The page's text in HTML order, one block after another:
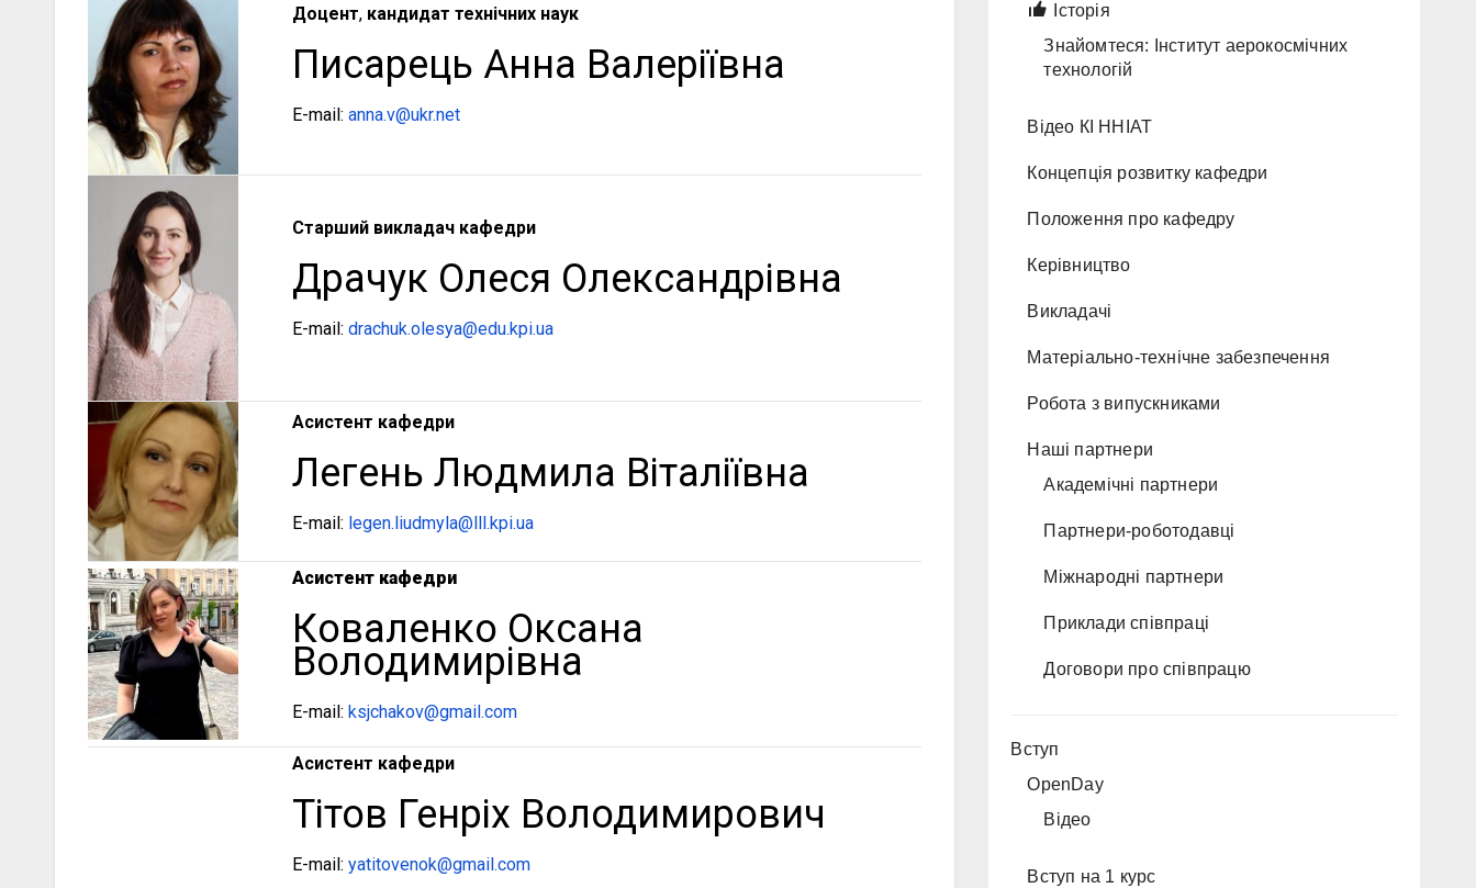
Доцент, кандидат технічних наук
Писарець Анна Валеріївна
E-mail:anna.v@ukr.net
Старший викладач кафедри
Драчук Олеся Олександрівна
E-mail:drachuk.olesya@edu.kpi.ua
Асистент кафедри
Легень Людмила Віталіївна
E-mail: legen.liudmyla@lll.kpi.ua
Асистент кафедри
Коваленко Оксана
Володимирівна
E-mail:ksjchakov@gmail.com
Асистент кафедри
Тітов Генріх Володимирович
E-mail:yatitovenok@gmail.com
Історія
Знайомтеся: Інститут аерокосмічних
технологій
Відео КІ ННІАТ
Концепція розвитку кафедри
Положення про кафедру
Керівництво
Викладачі
Матеріально-технічне забезпечення
Робота з випускниками
Наші партнери
Академічні партнери
Партнери-роботодавці
Міжнародні партнери
Приклади співпраці
Договори про співпрацю
Вступ
OpenDay
Відео
Вступ на 1 курс